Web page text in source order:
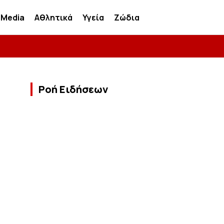
Media Αθλητικά Υγεία Ζώδια
Ροή Ειδήσεων